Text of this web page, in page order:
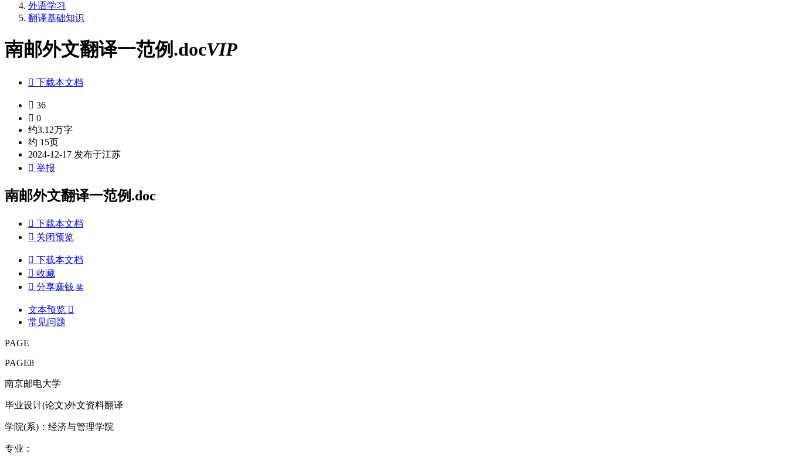
外语学习
翻译基础知识
南邮外文翻译一范例.docVIP
 下载本文档
 36
 0
约3.12万字
约 15页
2024-12-17 发布于江苏
 举报
南邮外文翻译一范例.doc
 下载本文档
 关闭预览
 下载本文档
 收藏
 分享赚钱 奖
文本预览 
常见问题
PAGE
PAGE8
南京邮电大学
毕业设计(论文)外文资料翻译
学院(系)：经济与管理学院
专业：